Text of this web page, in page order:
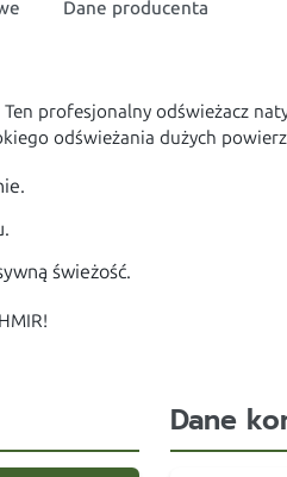
Dane producenta
Ten profesjonalny odświeżacz
odświeżania dużych
świeżość.
Dane